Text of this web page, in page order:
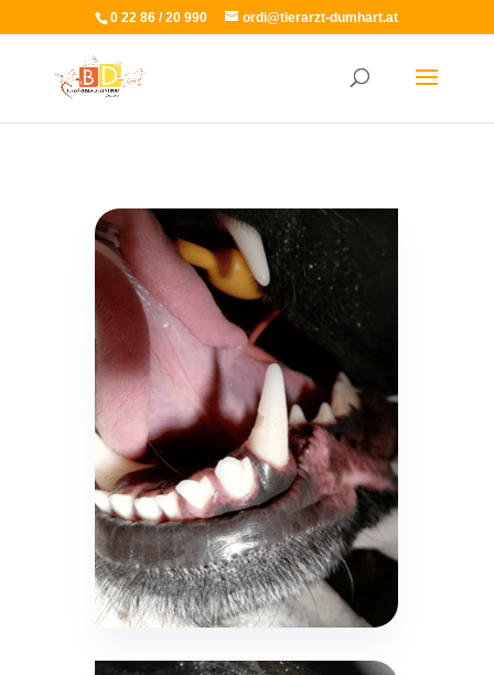
0 22 86 / 20 990 ordi@tierarzt-dumhart.at